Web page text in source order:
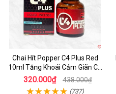
Chai Hít Popper C4 Plus Red
10ml Tăng Khoái Cảm Giãn Cơ
An Toàn
320.000₫ 438.000₫
(737)